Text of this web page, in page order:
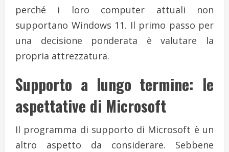
perché i loro computer attuali non
supportano Windows 11. Il primo passo per
una decisione ponderata è valutare la
propria attrezzatura.
Supporto a lungo termine: le
aspettative di Microsoft
Il programma di supporto di Microsoft è un
altro aspetto da considerare. Sebbene